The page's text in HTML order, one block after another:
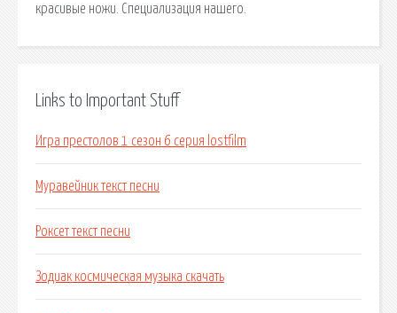
красивые ножи. Специализация нашего.
Links to Important Stuff
Игра престолов 1 сезон 6 серия lostfilm
Муравейник текст песни
Роксет текст песни
Зодиак космическая музыка скачать